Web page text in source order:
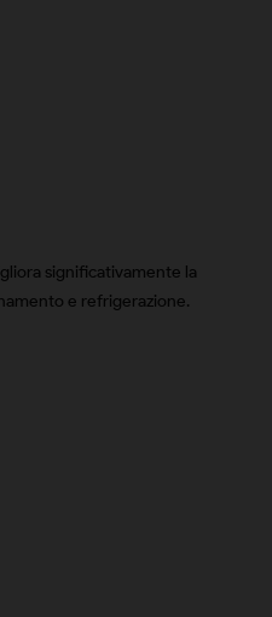
significativamente la
e refrigerazione.